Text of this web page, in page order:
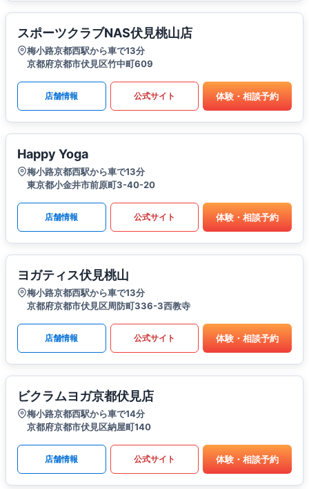
スポーツクラブNAS伏見桃山店
梅小路京都西駅から車で13分
京都府京都市伏見区竹中町609
店舗情報 公式サイト 体験・相談予約
Happy Yoga
梅小路京都西駅から車で13分
東京都小金井市前原町3-40-20
店舗情報 公式サイト 体験・相談予約
ヨガティス伏見桃山
梅小路京都西駅から車で13分
京都府京都市伏見区周防町336-3西教寺
店舗情報 公式サイト 体験・相談予約
ビクラムヨガ京都伏見店
梅小路京都西駅から車で14分
京都府京都市伏見区納屋町140
店舗情報 公式サイト 体験・相談予約